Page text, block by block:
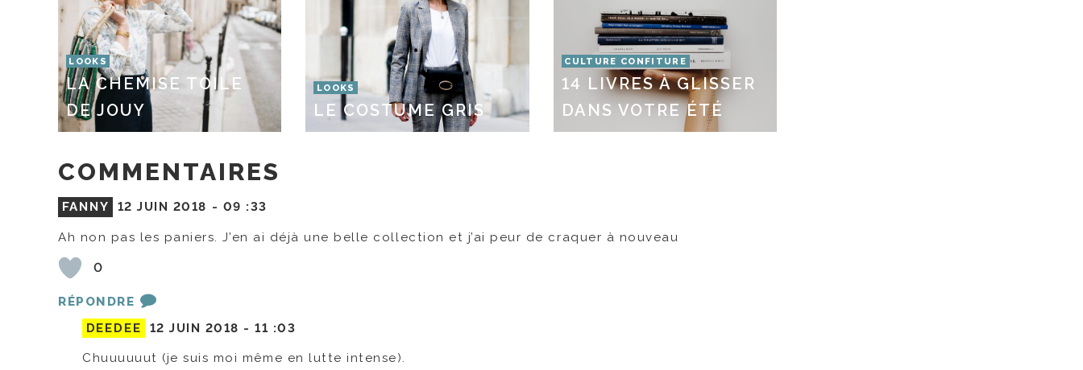
LOOKS
LA CHEMISE TOILE
DE JOUY
LOOKS
LE COSTUME GRIS
CULTURE CONFITURE
14 LIVRES À GLISSER
DANS VOTRE ÉTÉ
COMMENTAIRES
FANNY 12 JUIN 2018 - 09 :33
Ah non pas les paniers. J’en ai déjà une belle collection et j’ai peur de craquer à nouveau
0
RÉPONDRE
DEEDEE
12 JUIN 2018 -11 :03
Chuuuuuut (je suis moi même en lutte intense).